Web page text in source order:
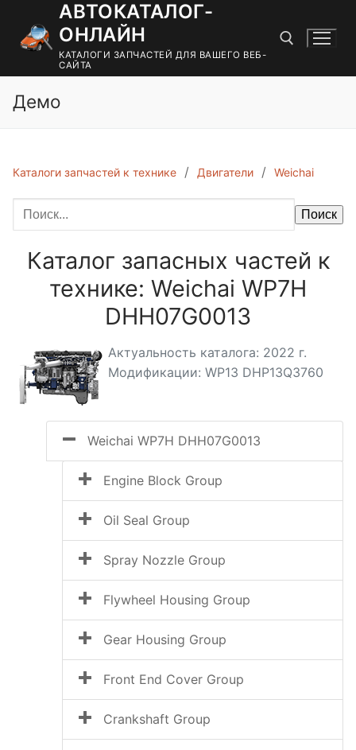
содержимому
АВТОКАТАЛОГ-
ОНЛАЙН
КАТАЛОГИ ЗАПЧАСТЕЙ ДЛЯ ВАШЕГО ВЕБ-
САЙТА
Демо
Каталоги запчастей к технике Двигатели Weichai
Поиск
Каталог запасных частей к
технике: Weichai WP7H
DHH07G0013
Актуальность каталога: 2022 г.
Модификации: WP13 DHP13Q3760
Weichai WP7H DHH07G0013
Engine Block Group
Oil Seal Group
Spray Nozzle Group
Flywheel Housing Group
Gear Housing Group
Front End Cover Group
Crankshaft Group